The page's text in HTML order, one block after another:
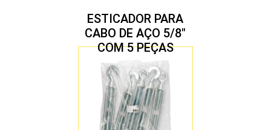
ESTICADOR PARA
CABO DE AÇO 5/8″
COM 5 PEÇAS